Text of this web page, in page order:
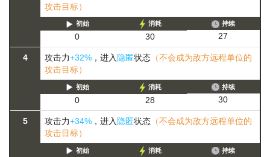
攻击目标）
初始
0
消耗
30
持续
27
4 攻击力+32% ，进入 隐匿状态 （不会成为敌方远程单位的
攻击目标）
初始
0
消耗
28
持续
30
5 攻击力+34% ，进入 隐匿状态 （不会成为敌方远程单位的
攻击目标）
初始 消耗 持续